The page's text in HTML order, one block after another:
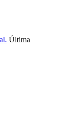
Última